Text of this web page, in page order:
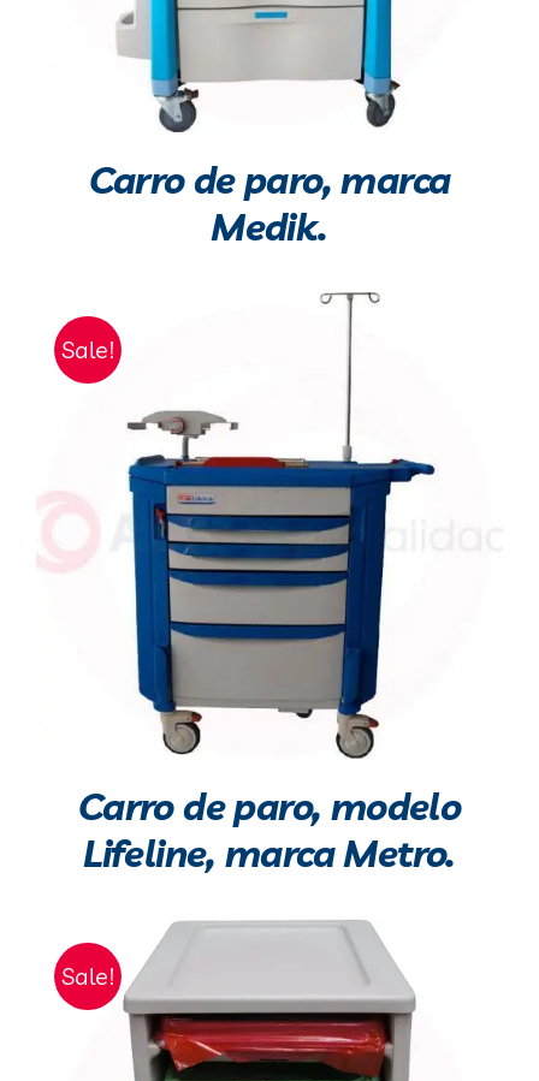
Carro de paro, marca
Medik.
Sale!
Carro de paro, modelo
Lifeline, marca Metro.
Sale!